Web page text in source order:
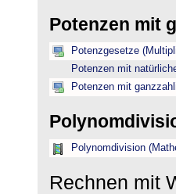
Potenzen mit
Potenzgesetze
Potenzen mit
Potenzen mit
Polynomdivision
Rechnen mit